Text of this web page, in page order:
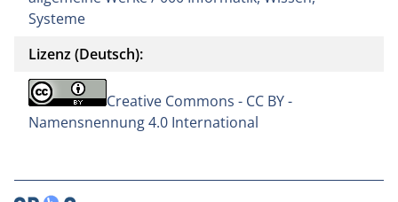
Systeme
Lizenz (Deutsch):
Creative Commons - CC BY -
Namensnennung 4.0 International